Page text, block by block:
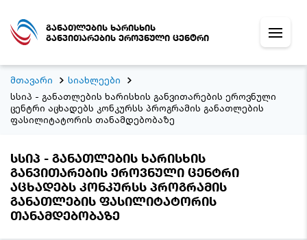
განათლების ხარისხის
განვითარების ეროვნული ცენტრი
მთავარი
სიახლეები
სსიპ - განათლების ხარისხის განვითარების ეროვნული
ცენტრი აცხადებს კონკურსს პროგრამის განათლების
ფასილიტატორის თანამდებობაზე
სსიპ - განათლების ხარისხის
განვითარების ეროვნული ცენტრი
აცხადებს კონკურსს პროგრამის
განათლების ფასილიტატორის
თანამდებობაზე